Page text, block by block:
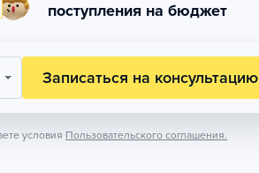
поступления на бюджет
Записаться на консультацию
условия Пользовательского соглашения.